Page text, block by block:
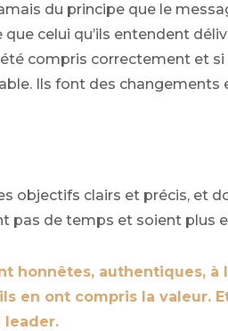
du principe que le
celui qu’ils entendent
compris correctement et si
Ils font des changements
objectifs clairs et précis, et
pas de temps et soient plus
honnêtes, authentiques, à
en ont compris la valeur.
leader.